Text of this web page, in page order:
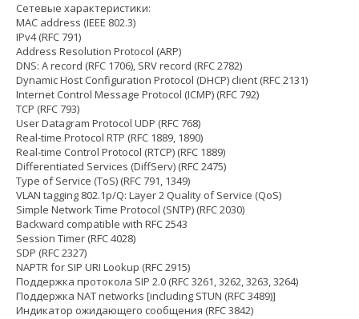
Сетевые характеристики:
MAC address (IEEE 802.3)
IPv4 (RFC 791)
Address Resolution Protocol (ARP)
DNS: A record (RFC 1706), SRV record (RFC 2782)
Dynamic Host Configuration Protocol (DHCP) client (RFC 2131)
Internet Control Message Protocol (ICMP) (RFC 792)
TCP (RFC 793)
User Datagram Protocol UDP (RFC 768)
Real-time Protocol RTP (RFC 1889, 1890)
Real-time Control Protocol (RTCP) (RFC 1889)
Differentiated Services (DiffServ) (RFC 2475)
Type of Service (ToS) (RFC 791, 1349)
VLAN tagging 802.1p/Q: Layer 2 Quality of Service (QoS)
Simple Network Time Protocol (SNTP) (RFC 2030)
Backward compatible with RFC 2543
Session Timer (RFC 4028)
SDP (RFC 2327)
NAPTR for SIP URI Lookup (RFC 2915)
Поддержка протокола SIP 2.0 (RFC 3261, 3262, 3263, 3264)
Поддержка NAT networks [including STUN (RFC 3489)]
Индикатор ожидающего сообщения (RFC 3842)